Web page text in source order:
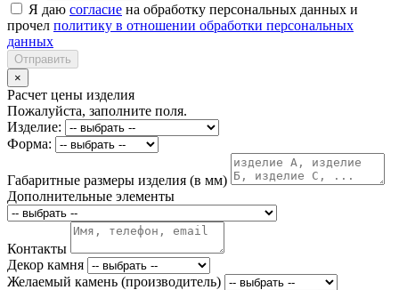
Я даю согласие на обработку персональных данных и
прочел политику в отношении обработки персональных
данных
Отправить
×
Расчет цены изделия
Пожалуйста, заполните поля.
Изделие:
Форма:
Габаритные размеры изделия (в мм)
Дополнительные элементы
Контакты
Декор камня
Желаемый камень (производитель)